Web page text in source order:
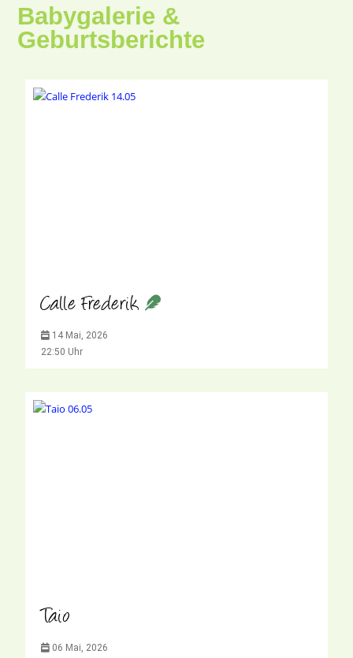
Babygalerie &
Geburtsberichte
Calle Frederik
14 Mai, 2026
22:50 Uhr
Taio
06 Mai, 2026